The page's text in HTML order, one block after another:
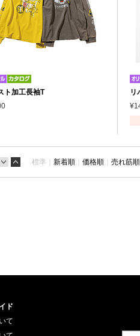
ト加工長袖T
リ
標準｜ 新着順 ｜ 価格順 ｜ 売れ筋順
ド
て